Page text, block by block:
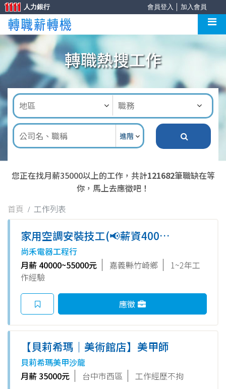
會員登入 加入會員
人力銀行
轉職熱搜工作
進階
您正在找月薪35000以上的工作，共計121682筆職缺在等
你，馬上去應徵吧！
首頁
工作列表
家用空調安裝技工(📢薪資40000
～55000元,另有抽件獎金~歡迎
你加入我們)
尚禾電器工程行
月薪 40000~55000元
嘉義縣竹崎鄉
1~2年工
作經驗
應徵
【貝莉希瑪｜美術館店】美甲師
貝莉希瑪美甲沙龍
月薪 35000元
台中市西區 工作經歷不拘